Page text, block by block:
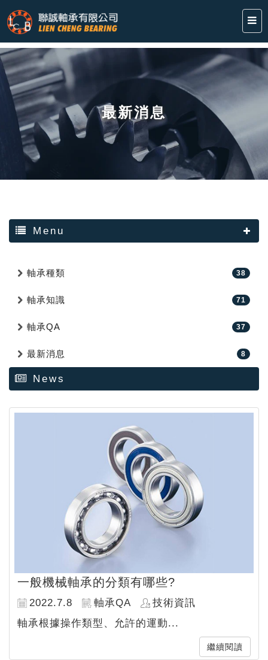
最新消息
Menu
軸承種類 38
軸承知識 71
軸承QA 37
最新消息 8
News
一般機械軸承的分類有哪些?
2022.7.8 軸承QA
技術資訊
軸承根據操作類型、允許的運動...
繼續閱讀